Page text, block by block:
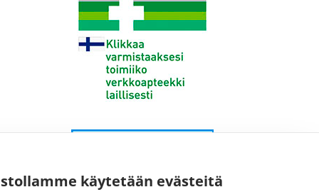
käytetään evästeitä